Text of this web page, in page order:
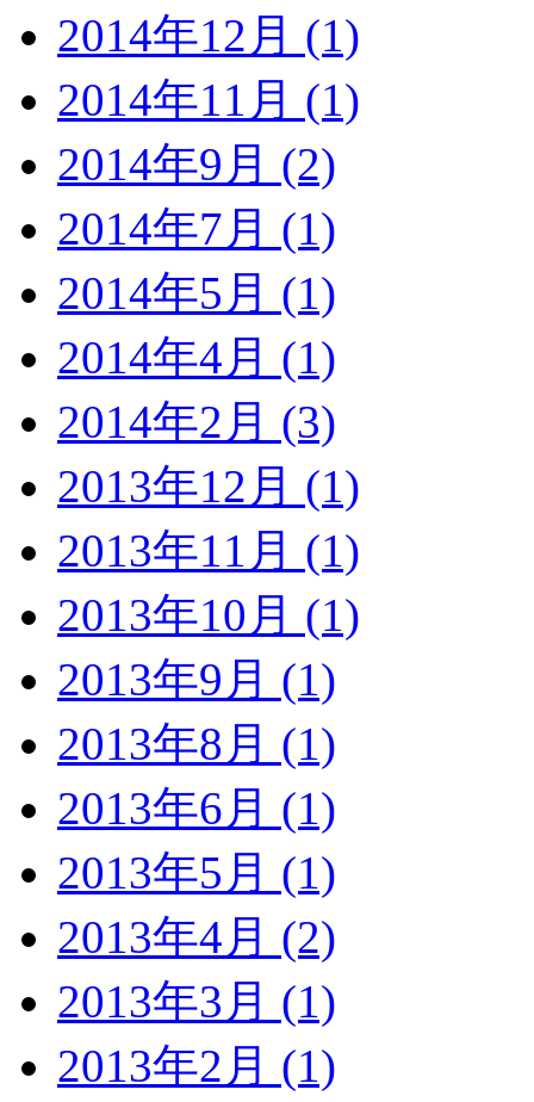
2014年12月 (1)
2014年11月 (1)
2014年9月 (2)
2014年7月 (1)
2014年5月 (1)
2014年4月 (1)
2014年2月 (3)
2013年12月 (1)
2013年11月 (1)
2013年10月 (1)
2013年9月 (1)
2013年8月 (1)
2013年6月 (1)
2013年5月 (1)
2013年4月 (2)
2013年3月 (1)
2013年2月 (1)